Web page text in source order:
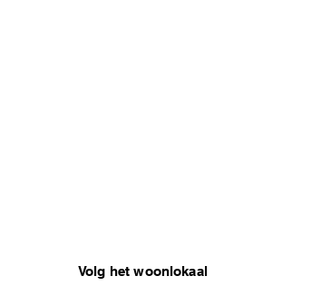
Volg het woonlokaal